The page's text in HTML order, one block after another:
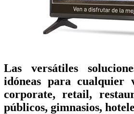
Las versátiles
idóneas para cualquier
corporate, retail,
públicos, gimnasios,